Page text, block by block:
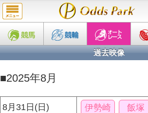
過去映像
■2025年8月
8月31日(日) 伊勢崎 飯塚